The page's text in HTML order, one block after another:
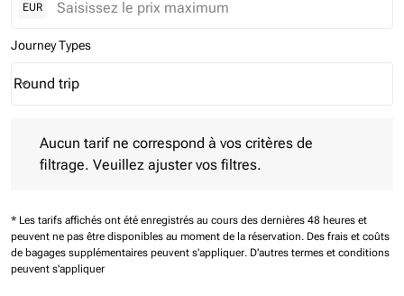
EUR
Journey Types
Journey Types option Round trip Selected
Round trip
keyboard_arrow_down
Aucun tarif ne correspond à vos critères de
filtrage. Veuillez ajuster vos filtres.
* Les tarifs affichés ont été enregistrés au cours des dernières 48 heures et
peuvent ne pas être disponibles au moment de la réservation. Des frais et coûts
de bagages supplémentaires peuvent s'appliquer. D'autres termes et conditions
peuvent s'appliquer